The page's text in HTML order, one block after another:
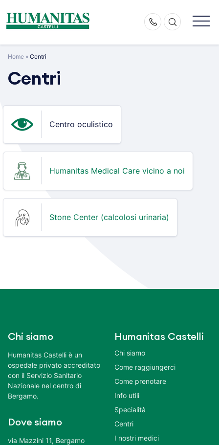
content
Home » Centri
Centri
Centro oculistico
Humanitas Medical Care vicino a noi
Stone Center (calcolosi urinaria)
Chi siamo
Humanitas Castelli è un
ospedale privato accreditato
con il Servizio Sanitario
Nazionale nel centro di
Bergamo.
Dove siamo
via Mazzini 11, Bergamo
Humanitas Castelli
Chi siamo
Come raggiungerci
Come prenotare
Info utili
Specialità
Centri
I nostri medici